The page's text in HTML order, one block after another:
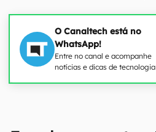
O Canaltech está no
WhatsApp!
Entre no canal e acompanhe
notícias e dicas de tecnologia